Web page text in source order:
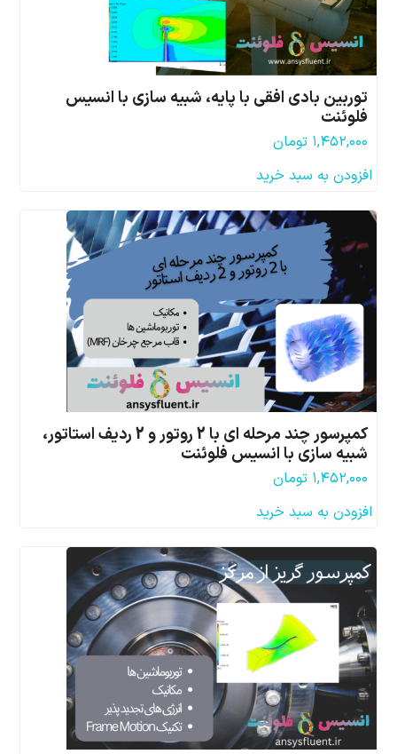
توربین بادی افقی با پایه، شبیه سازی با انسیس
فلوئنت
۱,۴۵۲,۰۰۰ تومان
افزودن به سبد خرید
کمپرسور چند مرحله ای با 2 روتور و 2 ردیف استاتور،
شبیه سازی با انسیس فلوئنت
۱,۴۵۲,۰۰۰ تومان
افزودن به سبد خرید